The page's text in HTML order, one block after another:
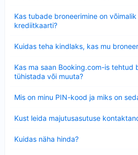
Kas tubade broneerimine on
krediitkaarti?
Kuidas teha kindlaks, kas mu
Kas ma saan Booking.com-is tehtud
tühistada või muuta?
Mis on minu PIN-kood ja miks on
Kust leida majutusasutuse
Kuidas näha hinda?